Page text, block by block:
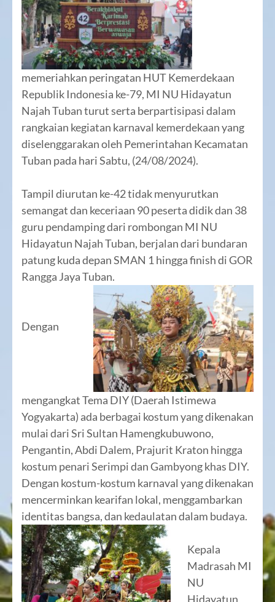
memeriahkan peringatan HUT Kemerdekaan
Republik Indonesia ke-79, MI NU Hidayatun
Najah Tuban turut serta berpartisipasi dalam
rangkaian kegiatan karnaval kemerdekaan yang
diselenggarakan oleh Pemerintahan Kecamatan
Tuban pada hari Sabtu, (24/08/2024).
Tampil diurutan ke-42 tidak menyurutkan
semangat dan keceriaan 90 peserta didik dan 38
guru pendamping dari rombongan MI NU
Hidayatun Najah Tuban, berjalan dari bundaran
patung kuda depan SMAN 1 hingga finish di GOR
Rangga Jaya Tuban.
Dengan
mengangkat Tema DIY (Daerah Istimewa
Yogyakarta) ada berbagai kostum yang dikenakan
mulai dari Sri Sultan Hamengkubuwono,
Pengantin, Abdi Dalem, Prajurit Kraton hingga
kostum penari Serimpi dan Gambyong khas DIY.
Dengan kostum-kostum karnaval yang dikenakan
mencerminkan kearifan lokal, menggambarkan
identitas bangsa, dan kedaulatan dalam budaya.
Kepala
Madrasah MI
NU
Hidayatun